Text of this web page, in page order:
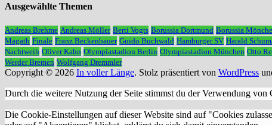
Ausgewählte Themen
Andreas Brehme Andreas Möller Berti Vogts Borussia Dortmund Borussia
Magath Finale Franz Beckenbauer Guido Buchwald Hamburger SV Harald
Nachtweih Oliver Kahn Olympiastadion Berlin Olympiastadion München Otto
Werder Bremen Wolfgang Dremmler
Copyright © 2026 In voller Länge. Stolz präsentiert von WordPress
Durch die weitere Nutzung der Seite stimmst du der Verwendung von
Die Cookie-Einstellungen auf dieser Website sind auf "Cookies